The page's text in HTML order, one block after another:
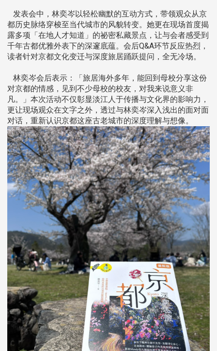
发表会中，林奕岑以轻松幽默的互动方式，带领观众从京
都历史脉络穿梭至当代城市的风貌转变。她更在现场首度揭
露多项「在地人才知道」的祕密私藏景点，让与会者感受到
千年古都优雅外表下的深邃底蕴。会后Q&A环节反应热烈，
读者针对京都文化变迁与深度旅居踊跃提问，全无冷场。
林奕岑会后表示：「旅居海外多年，能回到母校分享这份
对京都的情感，见到不少母校的校友，对我来说意义非
凡。」本次活动不仅彰显淡江人于传播与文化界的影响力，
更让现场观众在文字之外，透过与林奕岑深入浅出的面对面
对话，重新认识京都这座古老城市的深度理解与想像。